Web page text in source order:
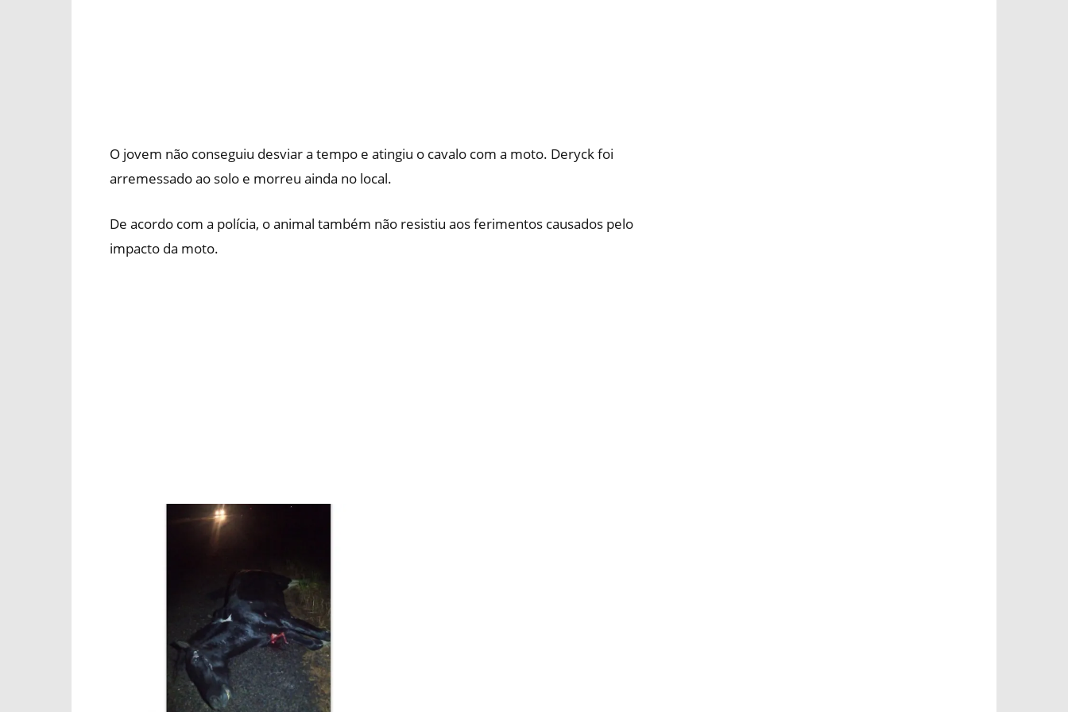
O jovem não conseguiu desviar a tempo e atingiu o cavalo com a moto. Deryck foi
arremessado ao solo e morreu ainda no local.
De acordo com a polícia, o animal também não resistiu aos ferimentos causados pelo
impacto da moto.